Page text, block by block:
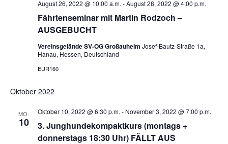
Fährtenseminar mit Martin Rodzoch –
AUSGEBUCHT
August 26, 2022 @ 10:00 a.m. -August 28, 2022 @ 4:00 p.m.
Vereinsgelände SV-OG Großauheim Josef-Bautz-Straße 1a,
Hanau, Hessen, Deutschland
EUR160
Oktober 2022
MO.
10
3. Junghundekompaktkurs (montags +
donnerstags 18:30 Uhr) FÄLLT AUS
Oktober 10, 2022 @ 6:30 p.m. - November 3, 2022 @ 7:00 p.m.